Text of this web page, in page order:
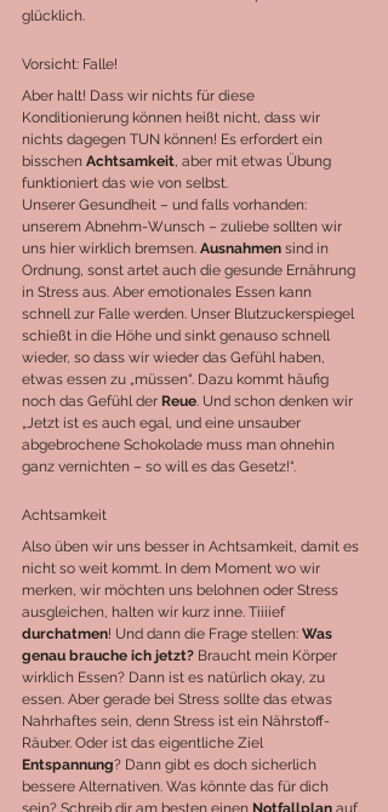
glücklich.
Vorsicht: Falle!
Aber halt! Dass wir nichts für diese
Konditionierung können heißt nicht, dass wir
nichts dagegen TUN können! Es erfordert ein
bisschen Achtsamkeit, aber mit etwas Übung
funktioniert das wie von selbst.
Unserer Gesundheit – und falls vorhanden:
unserem Abnehm-Wunsch – zuliebe sollten wir
uns hier wirklich bremsen. Ausnahmen sind in
Ordnung, sonst artet auch die gesunde Ernährung
in Stress aus. Aber emotionales Essen kann
schnell zur Falle werden. Unser Blutzuckerspiegel
schießt in die Höhe und sinkt genauso schnell
wieder, so dass wir wieder das Gefühl haben,
etwas essen zu „müssen“. Dazu kommt häufig
noch das Gefühl der Reue. Und schon denken wir
„Jetzt ist es auch egal, und eine unsauber
abgebrochene Schokolade muss man ohnehin
ganz vernichten – so will es das Gesetz!“.
Achtsamkeit
Also üben wir uns besser in Achtsamkeit, damit es
nicht so weit kommt. In dem Moment wo wir
merken, wir möchten uns belohnen oder Stress
ausgleichen, halten wir kurz inne. Tiiiief
durchatmen! Und dann die Frage stellen: Was
genau brauche ich jetzt? Braucht mein Körper
wirklich Essen? Dann ist es natürlich okay, zu
essen. Aber gerade bei Stress sollte das etwas
Nahrhaftes sein, denn Stress ist ein Nährstoff-
Räuber. Oder ist das eigentliche Ziel
Entspannung? Dann gibt es doch sicherlich
bessere Alternativen. Was könnte das für dich
sein? Schreib dir am besten einen Notfallplan auf.